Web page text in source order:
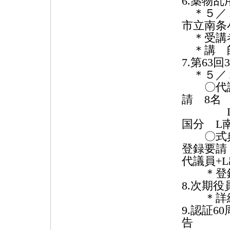
＊５／
市立南条
＊受講
＊講
7.第63回
＊５／
〇代
請 8名
L小
国分 L
〇式
登録要
代議員
＊登録
8.次期
＊詳
9.認証
告